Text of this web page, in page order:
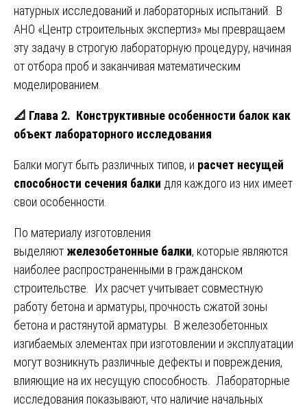
натурных исследований и лабораторных испытаний. В
АНО «Центр строительных экспертиз» мы превращаем
эту задачу в строгую лабораторную процедуру, начиная
от отбора проб и заканчивая математическим
моделированием.
📐 Глава 2. Конструктивные особенности балок как
объект лабораторного исследования
Балки могут быть различных типов, и расчет несущей
способности сечения балки для каждого из них имеет
свои особенности.
По материалу изготовления
выделяют железобетонные балки, которые являются
наиболее распространенными в гражданском
строительстве. Их расчет учитывает совместную
работу бетона и арматуры, прочность сжатой зоны
бетона и растянутой арматуры. В железобетонных
изгибаемых элементах при изготовлении и эксплуатации
могут возникнуть различные дефекты и повреждения,
влияющие на их несущую способность. Лабораторные
исследования показывают, что наличие начальных